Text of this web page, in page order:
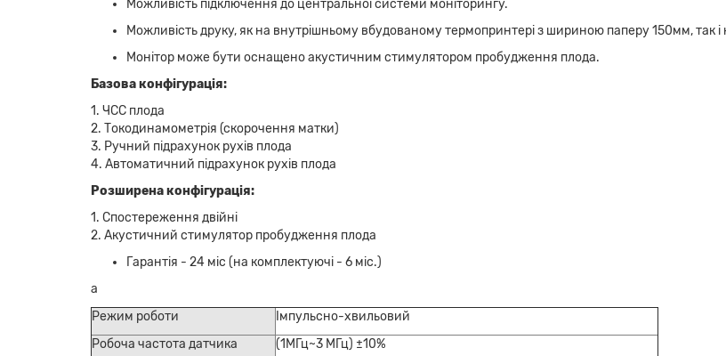
Можливість підключення до центральної системи моніторингу.
Можливість друку, як на внутрішньому вбудованому термопринтері з шириною паперу 150мм, так
Монітор може бути оснащено акустичним стимулятором пробудження плода.
Базова конфігурація:
1. ЧСС плода
2. Токодинамометрія (скорочення матки)
3. Ручний підрахунок рухів плода
4. Автоматичний підрахунок рухів плода
Розширена конфігурація:
1. Спостереження двійні
2. Акустичний стимулятор пробудження плода
Гарантія - 24 міс (на комплектуючі - 6 міс.)
а
Режим роботи
Імпульсно-хвильовий
Робоча частота датчика
(1МГц~3 МГц) ±10%